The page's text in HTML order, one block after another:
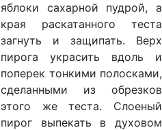
яблоки сахарной пудрой, а
края раскатанного теста
загнуть и защипать. Верх
пирога украсить вдоль и
поперек тонкими полосками,
сделанными из обрезков
этого же теста. Слоеный
пирог выпекать в духовом